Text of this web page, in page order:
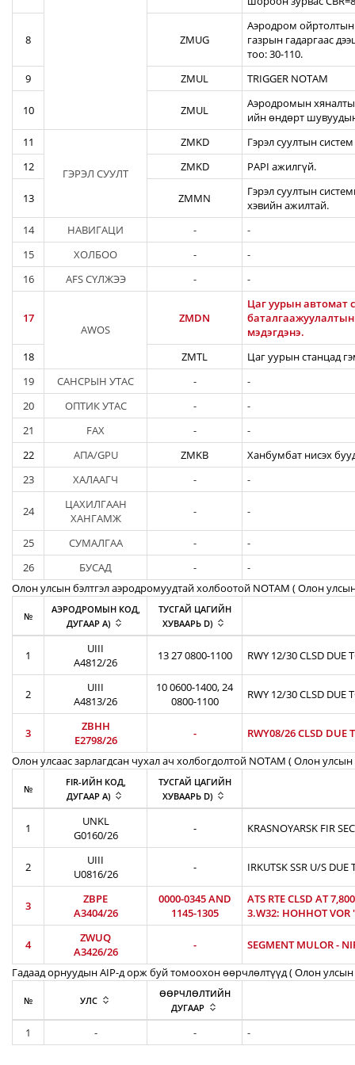
8 ZMUG
Аэродром ойртолтын
газрын гадаргаас
тоо: 30-110.
9
ZMUL TRIGGER NOTAM
10 ZMUL
Аэродромын
ийн өндөрт
11
ГЭРЭЛ СУУЛТ
ZMKD
Гэрэл суултын
12
ZMKD PAPI ажилгүй.
13 ZMMN
Гэрэл суултын
хэвийн ажилтай.
14
НАВИГАЦИ -
-
15
ХОЛБОО -
-
16
AFS СҮЛЖЭЭ - -
17
AWOS
ZMDN
Цаг уурын автомат
мэдэгдэнэ.
18
ZMTL
Цаг уурын станцад
19
САНСРЫН УТАС -
-
20
ОПТИК УТАС -
-
21
FAX -
-
22
АПА/GPU ZMKB
Ханбумбат нисэх
23
ХАЛААГЧ - -
24
ЦАХИЛГААН
ХАНГАМЖ
- -
25 СУМАЛГАА -
-
26
БУСАД -
-
Олон улсын бэлтгэл аэродромуудтай холбоотой NOTAM ( Oлон
№
АЭРОДРОМЫН КОД,
ДУГААР A)
ТУСГАЙ ЦАГИЙН
ХУВААРЬ D)
1
UIII
A4812/26
13 27 0800-1100 RWY 12/30 CLSD DUE
2
UIII
A4813/26
10 0600-1400, 24
0800-1100
RWY 12/30 CLSD DUE
3
ZBHH
E2798/26
-
RWY08/26 CLSD DUE
Олон улсаас зарлагдсан чухал ач холбогдолтой NOTAM ( Олон улсын
№
FIR-ИЙН КОД,
ДУГААР A)
ТУСГАЙ ЦАГИЙН
ХУВААРЬ D)
1
UNKL
G0160/26
- KRASNOYARSK FIR
2
UIII
U0816/26
- IRKUTSK SSR U/S DUE
3
ZBPE
A3404/26
0000-0345 AND
1145-1305
ATS RTE CLSD AT
3.W32: HOHHOT VOR
4
ZWUQ
A3426/26
-
SEGMENT MULOR -
Гадаад орнуудын AIP-д орж буй томоохон өөрчлөлтүүд ( Олон улсын
№ УЛС
ӨӨРЧЛӨЛТИЙН
ДУГААР
1 - - -